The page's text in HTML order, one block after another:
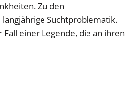
Zu den
Suchtproblematik.
einer Legende, die an ihren